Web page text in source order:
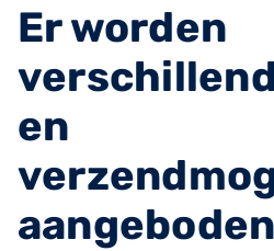
Er worden
en
aangeboden